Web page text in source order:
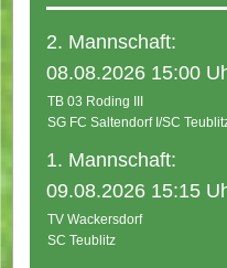
2. Mannschaft:
08.08.2026 15:00
TB 03 Roding III
SG FC Saltendorf I/SC Teublitz
1. Mannschaft:
09.08.2026 15:15
TV Wackersdorf
SC Teublitz